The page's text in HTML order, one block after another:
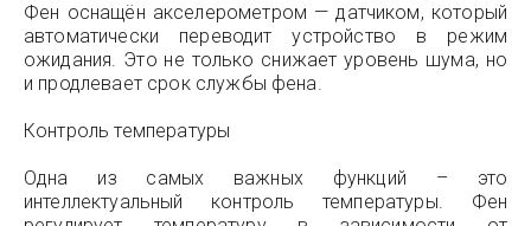
Фен оснащён акселерометром — датчиком, который
автоматически переводит устройство в режим
ожидания. Это не только снижает уровень шума, но
и продлевает срок службы фена.
Контроль температуры
Одна из самых важных функций – это
интеллектуальный контроль температуры. Фен